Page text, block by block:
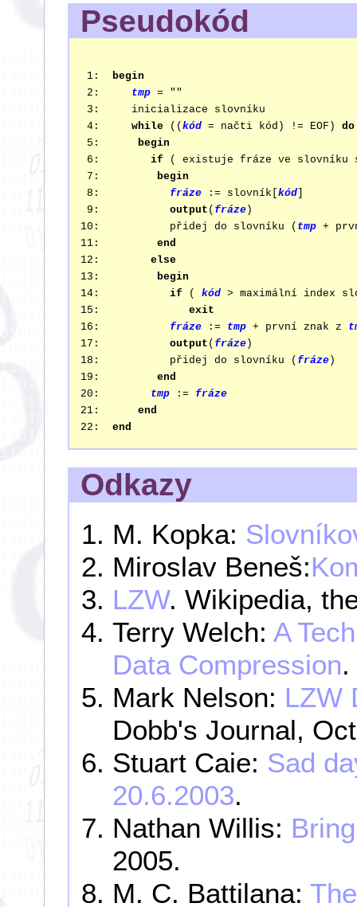
Pseudokód
1: begin
2: tmp = ""
3:     inicializace slovníku
4: while ((kód = načti kód) != EOF) do
5: begin
6: if ( existuje fráze ve slovníku
7: begin
8: fráze := slovník[kód
9: output ( fráze )
10:           přidej do slovníku ( tmp +
11: end
12: else
13: begin
14: if ( kód > maximální index
15: exit
16: fráze := tmp + první znak z
17: output ( fráze )
18:           přidej do slovníku ( fráze )
19: end
20: tmp := fráze
21: end
22: end
Odkazy
M. Kopka:
Miroslav Beneš:
LZW. Wikipedia,
Terry Welch: A
Data Compression
Mark Nelson: LZW
Dobb's Journal,
Stuart Caie: Sad
20.6.2003.
Nathan Willis:
2005.
M. C. Battilana: